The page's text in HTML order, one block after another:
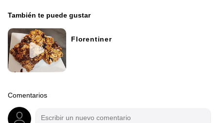
También te puede gustar
Florentiner
Comentarios